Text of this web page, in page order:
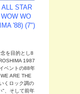
STAR
WO
'88) (7")
を目的とし8
1987
ベントの88年
ARE THE
くロック調の
"、そして前年